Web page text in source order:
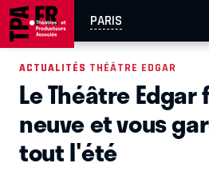
PARIS
AIX-MARSEILLE
EN TOURNÉE
ACTUALITÉS
ACTUALITÉS THÉÂTRE EDGAR
Le Théâtre
neuve et vous
tout l'été